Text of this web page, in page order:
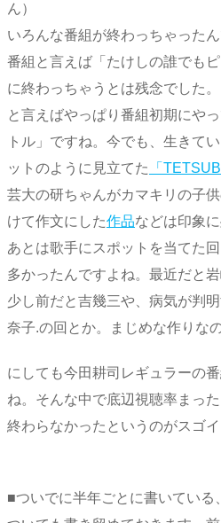
ん）
いろんな番組が終わっちゃった
番組と言えば「たけしの誰でも
に終わっちゃうとは残念でした
と言えばやっぱり番組初期にや
トル」ですね。今でも、生きて
ットのように見立てた
「
芸大の研ちゃんがカマキリの子
けて作文にした作品などは印象
あとは歌手にスポットを当てた
多かったんですよね。最近だと
少し前だと吉幾三や、病気が判
奈子.の回とか。まじめな作りな
にしても今田耕司レギュラーの
ね。そんな中で底辺視聴率まっ
終わらなかったというのがスゴイ
■ついでに半年ごとに書いている